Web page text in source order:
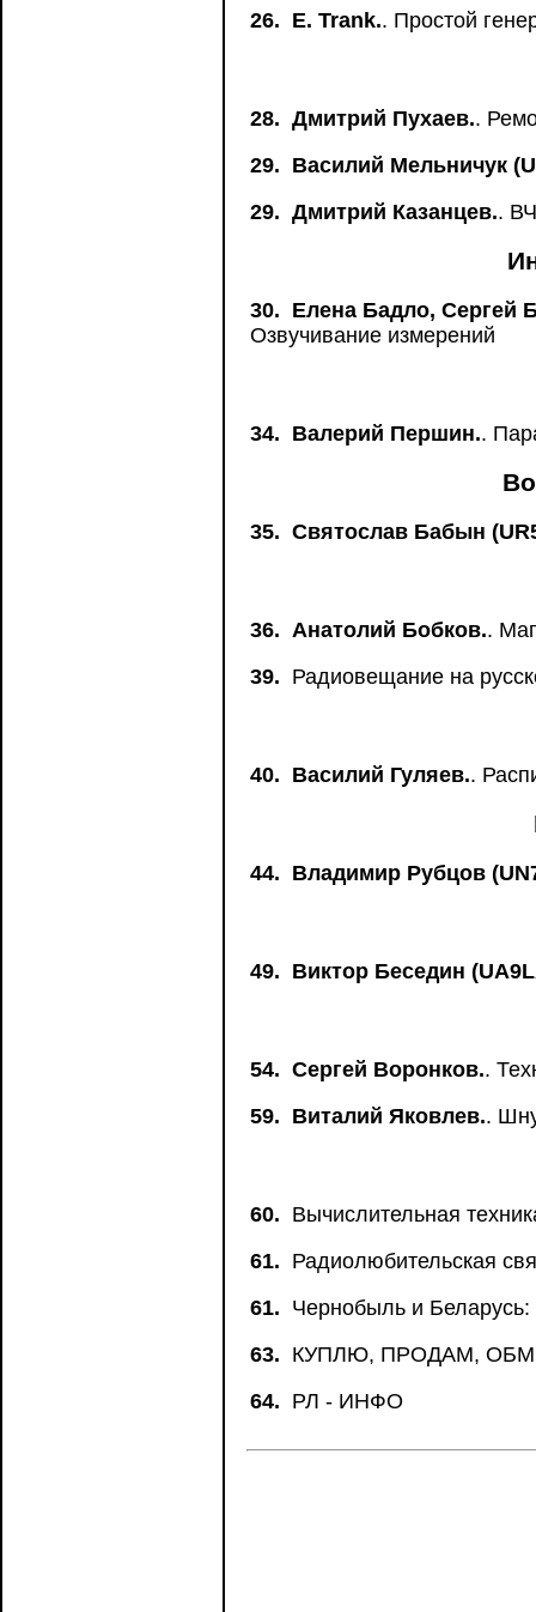
26. Е. Trank.. Простой
28. Дмитрий Пухаев..
29. Василий Мельничук
29. Дмитрий Казанцев..
30. Елена Бадло, Сергей
Озвучивание измерений
34. Валерий Першин..
35. Святослав Бабын
36. Анатолий Бобков..
39. Радиовещание на
40. Василий Гуляев..
44. Владимир Рубцов
49. Виктор Беседин
54. Сергей Воронков..
59. Виталий Яковлев..
60. Вычислительная
61. Радиолюбительская
61. Чернобыль и
63. КУПЛЮ, ПРОДАМ,
64. РЛ - ИНФО